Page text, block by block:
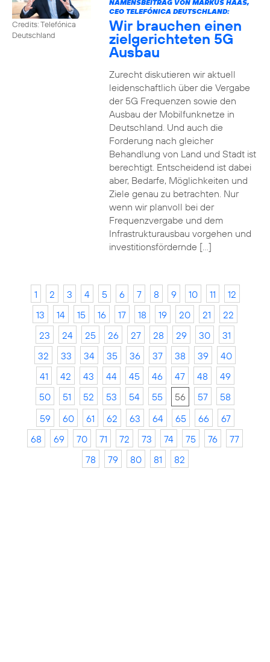
Credits: Telefónica
Deutschland
NAMENSBEITRAG VON MARKUS HAAS,
CEO TELEFÓNICA DEUTSCHLAND:
Wir brauchen einen
zielgerichteten 5G
Ausbau
Zurecht diskutieren wir aktuell
leidenschaftlich über die Vergabe
der 5G Frequenzen sowie den
Ausbau der Mobilfunknetze in
Deutschland. Und auch die
Forderung nach gleicher
Behandlung von Land und Stadt ist
berechtigt. Entscheidend ist dabei
aber, Bedarfe, Möglichkeiten und
Ziele genau zu betrachten. Nur
wenn wir planvoll bei der
Frequenzvergabe und dem
Infrastrukturausbau vorgehen und
investitionsfördernde […]
1 2 3 4 5 6 7 8 9 10 11
12
13
14 15 16 17 18 19 20 21
22
23
24 25 26 27 28 29 30
31
32
33 34 35 36 37 38 39
40
41
42 43 44 45 46 47 48
49
50
51 52 53 54 55 56 57
58
59
60 61 62 63 64 65 66
67
68
69 70 71 72 73 74 75 76
77
78
79 80 81 82